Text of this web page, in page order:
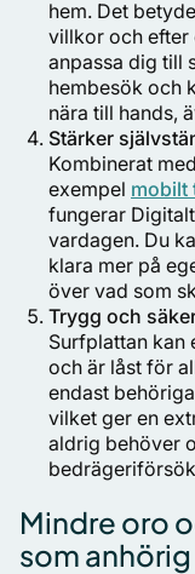
hem. Det
villkor och efter
anpassa dig till
hembesök och
nära till hands,
Stärker
Kombinerat
exempel mobilt
fungerar
vardagen. Du
klara mer på
över vad som
Trygg och
Surfplattan kan
och är låst för
endast
vilket ger en
aldrig behöver
Mindre oro
som anhörig